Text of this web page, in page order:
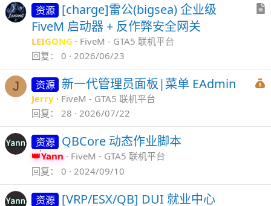
资源 [charge]雷公(bigsea) 企业级
FiveM 启动器 + 反作弊安全网关
LEIGONG
FiveM - GTA5 联机平台
回复
0 2026/06/23
J 资源 新一代管理员面板|菜单 EAdmin
Jerry
FiveM - GTA5 联机平台
回复
28 2026/07/22
资源 QBCore 动态作业脚本
Yann
FiveM - GTA5 联机平台
回复
0 2024/09/10
资源 [VRP/ESX/QB] DUI 就业中心